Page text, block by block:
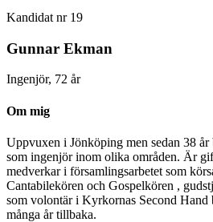
Kandidat nr 19
Gunnar Ekman
Ingenjör, 72 år
Om mig
Uppvuxen i Jönköping men sedan 38 år
som ingenjör inom olika områden. Är
medverkar i församlingsarbetet som
Cantabilekören och Gospelkören ,
som volontär i Kyrkornas Second Hand
många år tillbaka.